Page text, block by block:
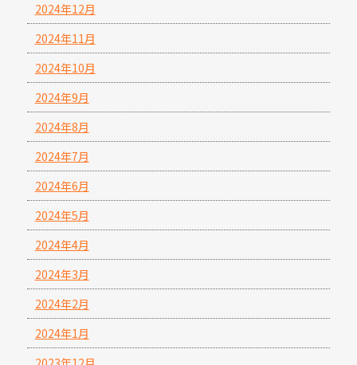
2024年12月
2024年11月
2024年10月
2024年9月
2024年8月
2024年7月
2024年6月
2024年5月
2024年4月
2024年3月
2024年2月
2024年1月